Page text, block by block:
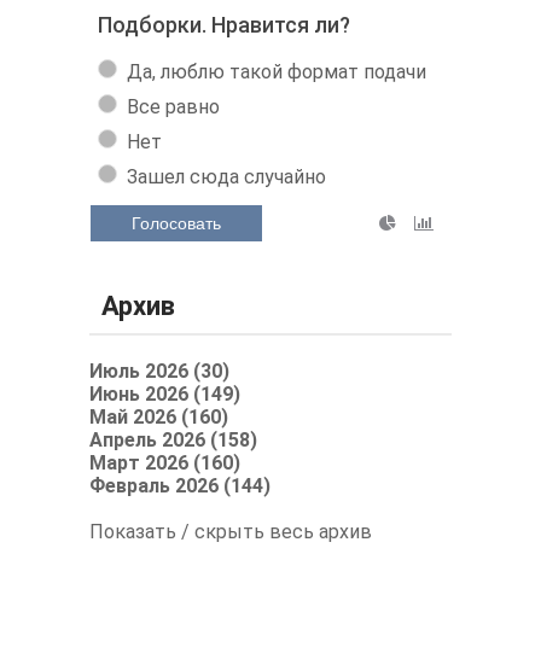
Подборки. Нравится ли?
Да, люблю такой формат подачи
Все равно
Нет
Зашел сюда случайно
Голосовать
Архив
Июль 2026 (30)
Июнь 2026 (149)
Май 2026 (160)
Апрель 2026 (158)
Март 2026 (160)
Февраль 2026 (144)
Показать / скрыть весь архив